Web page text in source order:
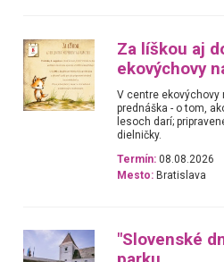
Za líškou aj
ekovýchovy
V centre ekovýchovy
prednáška - o tom,
lesoch darí;
dielničky.
Termín: 08.08.2026
Mesto: Bratislava
"Slovenské